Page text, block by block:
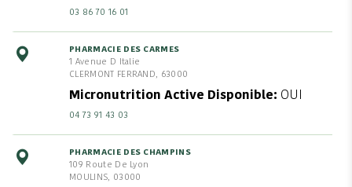
03 86 70 16 01
PHARMACIE DES CARMES
1 Avenue D Italie
CLERMONT FERRAND, 63000
Micronutrition Active Disponible OUI
04 73 91 43 03
PHARMACIE DES CHAMPINS
109 Route De Lyon
MOULINS, 03000